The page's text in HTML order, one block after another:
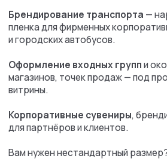
Таблички и вывески
Бумажные пакеты
Широкоформатная печать
Печати и штампы
Рекламные конструкции
Гардеробные номерки
О нас
Наше портфолио
Прайс